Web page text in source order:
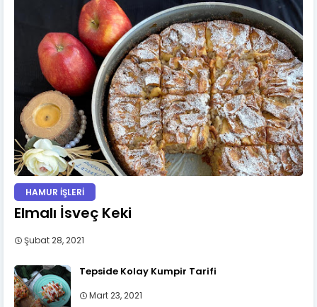
HAMUR İŞLERİ
Elmalı İsveç Keki
Şubat 28, 2021
Tepside Kolay Kumpir Tarifi
Mart 23, 2021